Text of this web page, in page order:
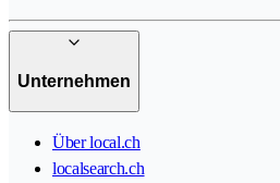
Unternehmen
Über local.ch
localsearch.ch